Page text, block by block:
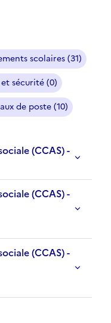
scolaires (31)
sécurité (0)
de poste (10)